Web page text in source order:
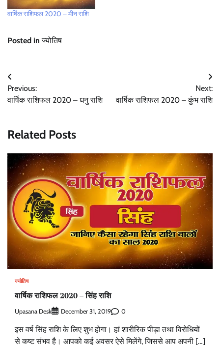
वार्षिक राशिफल 2020 – मीन राशि
Posted inज्योतिष
Post
navigation
Previous:
वार्षिक राशिफल 2020 – धनु राशि
Next:
वार्षिक राशिफल 2020 – कुंभ राशि
Related Posts
ज्योतिष
वार्षिक राशिफल 2020 – सिंह राशि
Upasana Desk December 31, 2019 0
इस वर्ष सिंह राशि के लिए शुभ होगा। हां शारीरिक पीड़ा तथा विरोधियों
से कष्ट संभव है। आपको कई अवसर ऐसे मिलेंगे, जिससे आप अपनी […]